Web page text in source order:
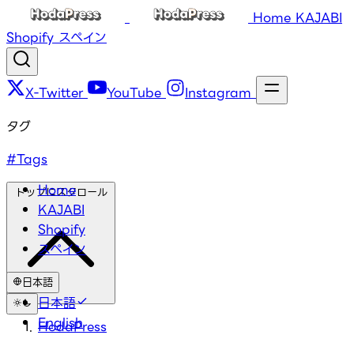
Home KAJABI
Shopify スペイン
X-Twitter YouTube Instagram
Home
KAJABI
Shopify
スペイン
日本語
日本語
English
タグ
#Tags
トップにスクロール
HodaPress